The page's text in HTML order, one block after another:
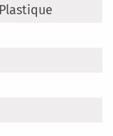
Plastique